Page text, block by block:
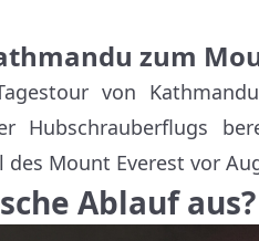
zum
von
Hubschrauberflugs
Mount Everest vor
Ablauf aus?